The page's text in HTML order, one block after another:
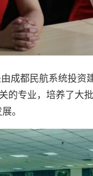
成都民航系统投
的专业，培养了大
。